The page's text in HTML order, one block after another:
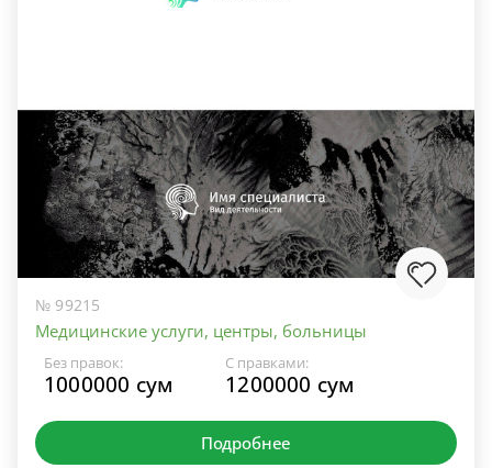
№ 99215
Медицинские услуги, центры, больницы
Без правок:
1000000 сум
С правками:
1200000 сум
Подробнее